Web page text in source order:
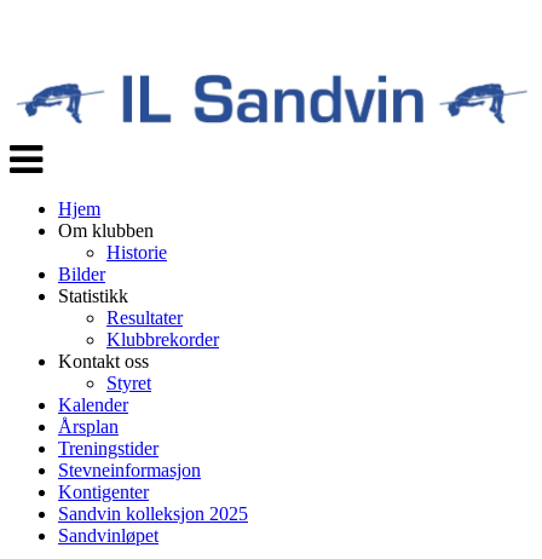
Veksle
navigasjon
Hjem
Om klubben
Historie
Bilder
Statistikk
Resultater
Klubbrekorder
Kontakt oss
Styret
Kalender
Årsplan
Treningstider
Stevneinformasjon
Kontigenter
Sandvin kolleksjon 2025
Sandvinløpet